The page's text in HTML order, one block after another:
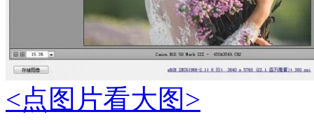
<点图片看大图>